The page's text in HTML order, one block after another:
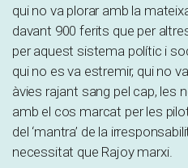
qui no va plorar amb la
davant 900 ferits que per
per aquest sistema polític i
qui no es va estremir, qui no
àvies rajant sang pel cap, les
amb el cos marcat per les
del ‘mantra’ de la
necessitat que Rajoy marxi.